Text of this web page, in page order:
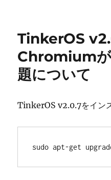
に
TinkerOS
Chromiumが
題について
TinkerOS v2.0.7をイン
sudo apt-get